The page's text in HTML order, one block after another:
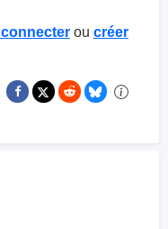
ou créer